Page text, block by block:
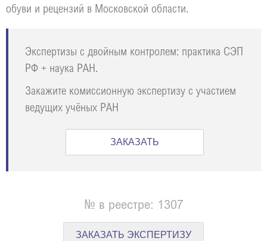
обуви и рецензий в Московской области.
Экспертизы с двойным контролем: практика СЭП
РФ + наука РАН.
Закажите комиссионную экспертизу с участием
ведущих учёных РАН
ЗАКАЗАТЬ
№ в реестре: 1307
ЗАКАЗАТЬ ЭКСПЕРТИЗУ